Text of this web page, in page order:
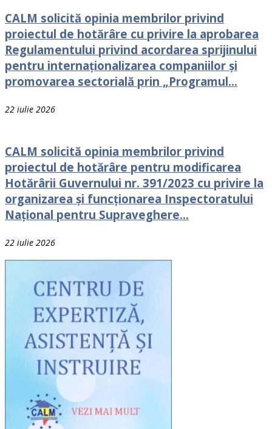
CALM solicită opinia membrilor privind
proiectul de hotărâre cu privire la aprobarea
Regulamentului privind acordarea sprijinului
pentru internaționalizarea companiilor și
promovarea sectorială prin „Programul...
22 iulie 2026
CALM solicită opinia membrilor privind
proiectul de hotărâre pentru modificarea
Hotărârii Guvernului nr. 391/2023 cu privire la
organizarea și funcționarea Inspectoratului
Național pentru Supraveghere...
22 iulie 2026